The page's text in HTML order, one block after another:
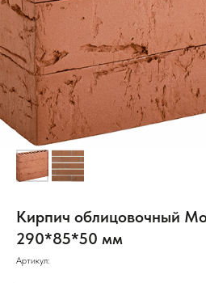
Кирпич облицовочный
290*85*50 мм
Артикул: